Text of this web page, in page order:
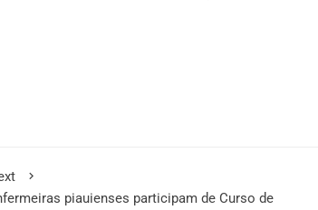
piauienses participam de Curso de